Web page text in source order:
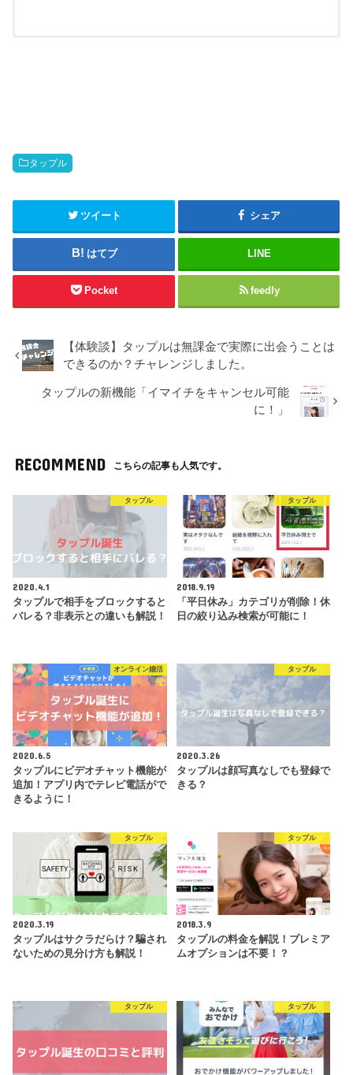
男性：月額3,600円
女性：無料
男性：月額3,700円
女性：無料
男性：月額3,980円
女性：無料
男性：月額4378円
女性：月額4378円
公式
男性：月額3,980円
女性：月額3,980円
公式
男性：月額3,900円
女性：無料
公式
ペアーズに比べて会員数は少
ないものの、心理テストなど
が豊富で自分と相性のいい相
には一番成果があったアプ
★★★★★
やすさや出会いやすは断ト
ツ！ただ、結婚相手探しの婚
活なら他のアプリの方がいい
かも。
★★★★★ 公式
いが、見た目やスペックを求
僕が合コンや婚活パーティー
でもお世話になったIBJが運
営するマッチングアプリ。い
ろいろな婚活サービスをやっ
ているだけあってサービスは
★★★☆☆ 公式
ゼクシィの運営するマッチン
公式
真剣に婚活をしている人が多
い。ちょっと年齢層が高めな
ので個人的な評価は低かった
が、30代半ば以上で婚活を
したいならおすすめ！
★★★☆☆ 公式
マリッシュは婚活だけでな
く、バツイチの再婚活なども
応援している珍しいアプリ。
合うようならおすすめ！
GPSを利用して、リアルです
れ違った相手とマッチング可
能という変わったアプリ。仕
組みは面白いが、今回紹介し
たアプリのなかでは婚活の真
剣度は多分一番低い。
★★★☆☆ 公式
タップル
ツイート シェア
はてブ LINE
Pocket feedly
【体験談】タップルは無課金で実際に出会うことは
できるのか？チャレンジしました。
タップルの新機能「イマイチをキャンセル可能
に！」
RECOMMEND こちらの記事も人気です。
タップル
2020.4.1
タップルで相手をブロックすると
バレる？非表示との違いも解説！
タップル
2018.9.19
「平日休み」カテゴリが削除！休
日の絞り込み検索が可能に！
オンライン婚活
2020.6.5
タップルにビデオチャット機能が
追加！アプリ内でテレビ電話がで
きるように！
タップル
2020.3.26
タップルは顔写真なしでも登録で
きる？
タップル
2020.3.19
タップルはサクラだらけ？騙され
ないための見分け方も解説！
タップル
2018.3.9
タップルの料金を解説！プレミア
ムオプションは不要！？
タップル タップル